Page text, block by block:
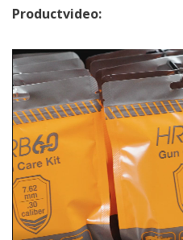
Productvideo: